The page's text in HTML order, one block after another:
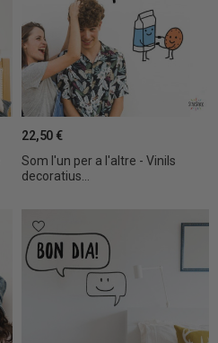
Som l'un per a l'altre - Vinils
decoratius...
22,50 €